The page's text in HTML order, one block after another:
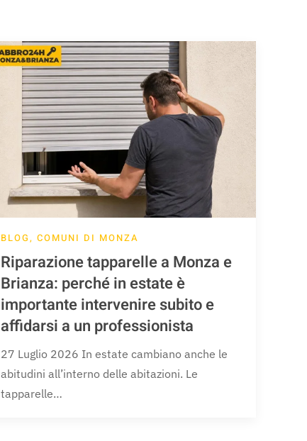
BLOG, COMUNI DI MONZA
Riparazione tapparelle a Monza e
Brianza: perché in estate è
importante intervenire subito e
affidarsi a un professionista
27 Luglio 2026 In estate cambiano anche le
abitudini all’interno delle abitazioni. Le
tapparelle…